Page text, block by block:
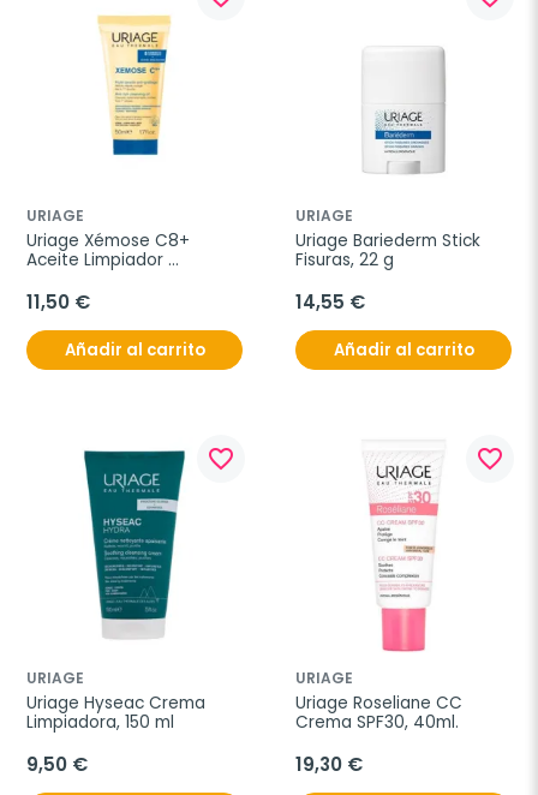
URIAGE
Uriage Xémose C8+
Aceite Limpiador
11,50 €
Añadir al carrito
URIAGE
Uriage Bariederm Stick
Fisuras, 22 g
14,55 €
Añadir al carrito
favorite_border
URIAGE
Uriage Hyseac Crema
Limpiadora, 150 ml
9,50 €
favorite_border
URIAGE
Uriage Roseliane CC
Crema SPF30, 40ml.
19,30 €